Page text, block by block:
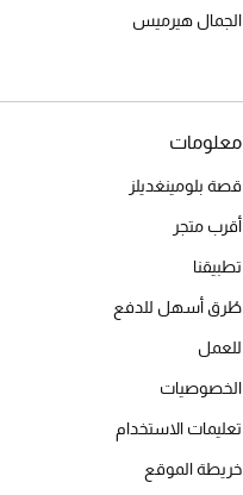
الجمال هيرميس
معلومات
قصة بلومينغديلز
أقرب متجر
تطبيقنا
طُرق أسهل للدفع
للعمل
الخصوصيات
تعليمات الاستخدام
خريطة الموقع